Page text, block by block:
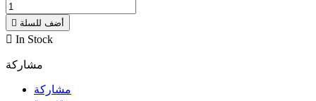
 أضف للسلة
 In Stock
مشاركة
مشاركة